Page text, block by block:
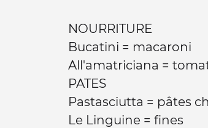
NOURRITURE
Bucatini = macaroni
All'amatriciana =
PATES
Pastasciutta = pâtes
Le Linguine = fines